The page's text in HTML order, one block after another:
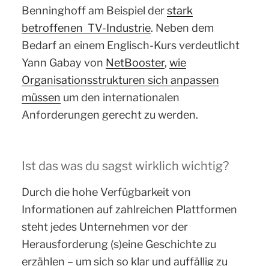
Benninghoff am Beispiel derstark
betroffenen TV-Industrie. Neben dem
Bedarf an einem Englisch-Kurs verdeutlicht
Yann Gabay von NetBooster, wie
Organisationsstrukturen sich anpassen
müssen um den internationalen
Anforderungen gerecht zu werden.
Ist das was du sagst wirklich wichtig?
Durch die hohe Verfügbarkeit von
Informationen auf zahlreichen Plattformen
steht jedes Unternehmen vor der
Herausforderung (s)eine Geschichte zu
erzählen – um sich so klar und auffällig zu